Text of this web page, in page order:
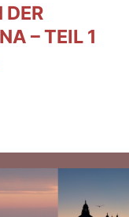
DER
– TEIL 1